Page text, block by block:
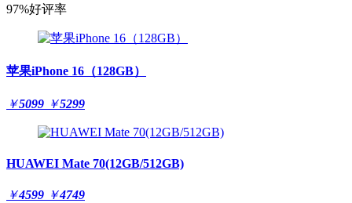
97%好评率
苹果iPhone 16（128GB）
￥5099 ￥5299
HUAWEI Mate 70(12GB/512GB)
￥4599 ￥4749